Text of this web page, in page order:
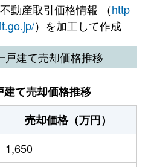
動産取引価格情報 （http
）を加工して作成
戸建て売却価格推移
て売却価格推移
売却価格（万円）
1,650